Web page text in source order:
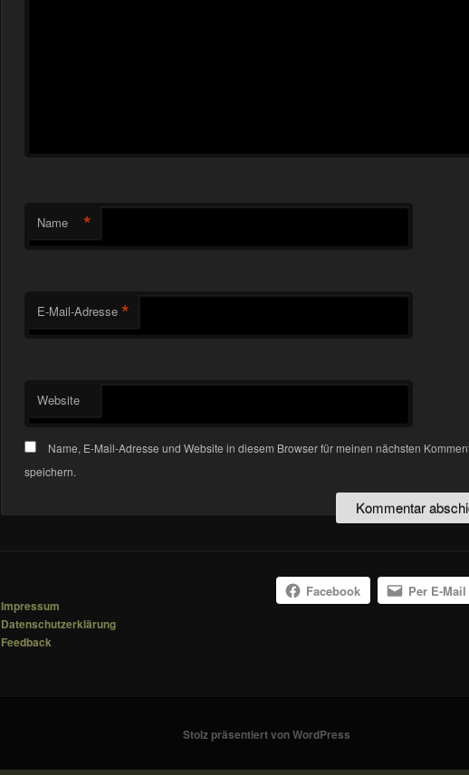
Name *
E-Mail-Adresse *
Website
Name, E-Mail-Adresse und Website in diesem Browser für meinen nächsten
speichern.
Impressum
Datenschutzerklärung
Feedback
Facebook Per E-
Stolz präsentiert von WordPress